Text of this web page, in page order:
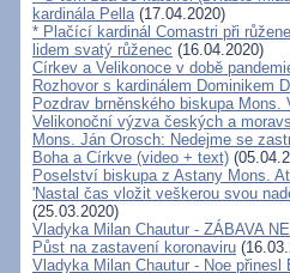
kardinála Pella(17.04.2020)
* Plačící kardinál Comastri při
lidem svatý růženec (16.04.2020)
Církev a Velikonoce v době
Rozhovor s kardinálem Dominikem
Pozdrav brněnského biskupa
Velikonoční výzva českých a
Mons. Ján Orosch: Nedejme se
Boha a Církve (video + text)
Poselství biskupa z Astany Mons.
'Nastal čas vložit veškerou svou
(25.03.2020)
Vladyka Milan Chautur - ZÁBAVA
Půst na zastavení koronaviru
Vladyka Milan Chautur - Noe